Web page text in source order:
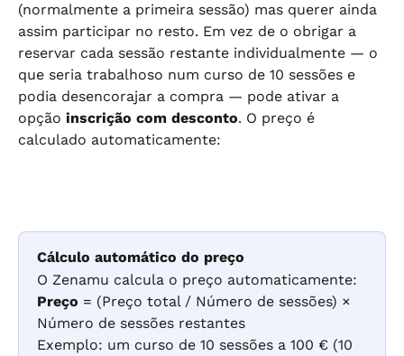
(normalmente a primeira sessão) mas querer ainda
assim participar no resto. Em vez de o obrigar a
reservar cada sessão restante individualmente — o
que seria trabalhoso num curso de 10 sessões e
podia desencorajar a compra — pode ativar a
opção inscrição com desconto. O preço é
calculado automaticamente:
Cálculo automático do preço
O Zenamu calcula o preço automaticamente:
Preço = (Preço total / Número de sessões) ×
Número de sessões restantes
Exemplo: um curso de 10 sessões a 100 € (10